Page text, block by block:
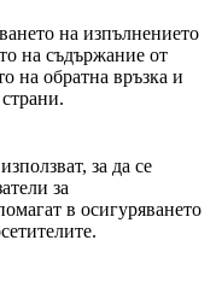
на изпълнението
на съдържание от
на обратна връзка и
за да се
за
в осигуряването